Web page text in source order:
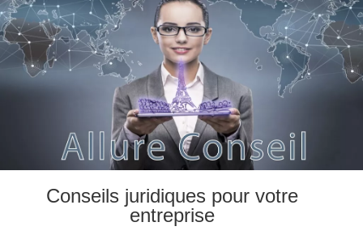
Conseils juridiques pour votre
entreprise